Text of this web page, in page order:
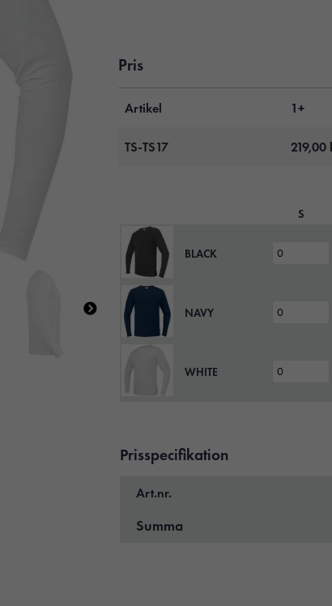
Pris
Artikel 1+
TS-TS17 219,00
S
BLACK
NAVY
WHITE
Prisspecifikation
Art.nr.
Summa